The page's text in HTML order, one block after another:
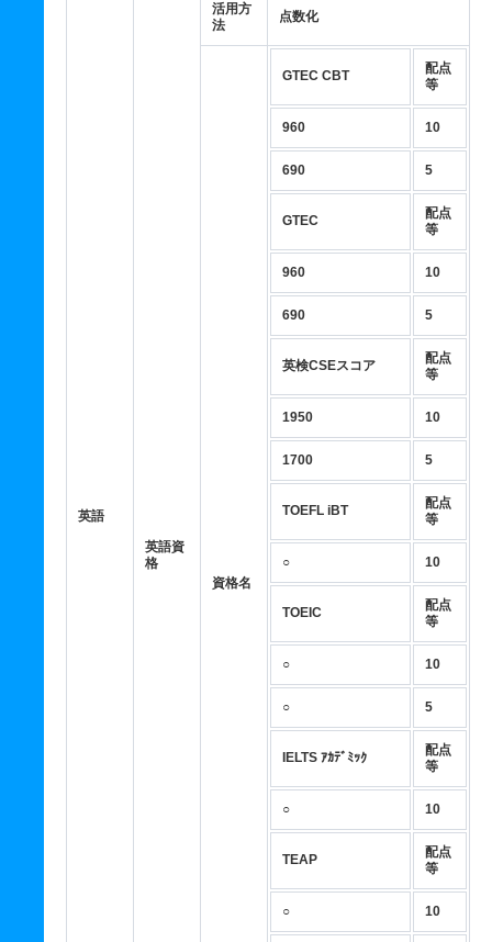
英語
英語資
格
活用方
法
点数化
資格名
GTEC CBT
配点
等
960 10
690 5
GTEC
配点
等
960 10
690 5
英検CSEスコア
配点
等
1950 10
1700 5
TOEFL iBT
配点
等
○ 10
TOEIC
配点
等
○ 10
○ 5
IELTS ｱｶﾃﾞﾐｯｸ
配点
等
○ 10
TEAP
配点
等
○ 10